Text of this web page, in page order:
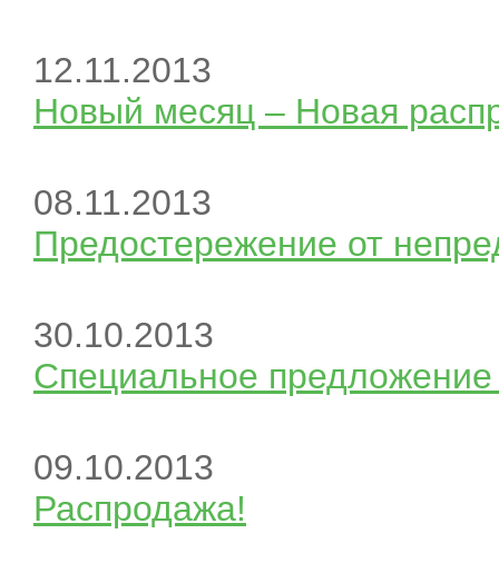
12.11.2013
Новый месяц – Новая
08.11.2013
Предостережение от
30.10.2013
Специальное
09.10.2013
Распродажа!